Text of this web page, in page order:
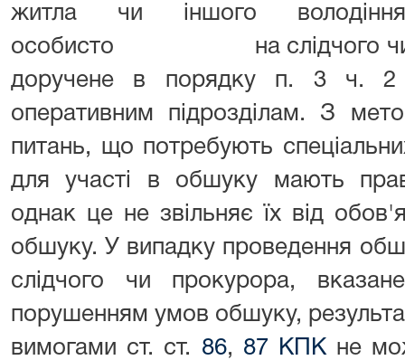
житла чи іншого
особисто на слідчого чи
доручене в порядку п. 3 ч.
оперативним підрозділам. З
питань, що потребують
для участі в обшуку мають
однак це не звільняє їх від
обшуку. У випадку проведення
слідчого чи прокурора,
порушенням умов обшуку,
вимогами ст. ст. 86, 87 КПКне